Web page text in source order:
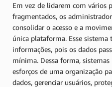
Em vez de lidarem com vários
fragmentados, os
consolidar o acesso e a
única plataforma. Esse
informações, pois os dados
mínima. Dessa forma,
esforços de uma organização
dados, gerenciar usuários,